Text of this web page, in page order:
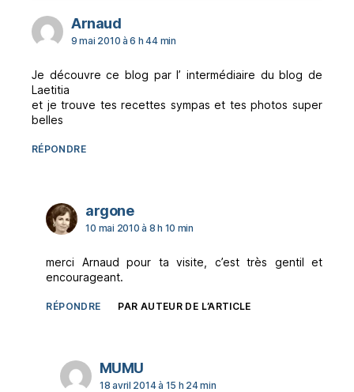
Arnauddit :
9 mai 2010 à 6 h 44 min
Je découvre ce blog par l’ intermédiaire du blog de
Laetitia
et je trouve tes recettes sympas et tes photos super
belles
RÉPONDRE
argonedit :
10 mai 2010 à 8 h 10 min
merci Arnaud pour ta visite, c’est très gentil et
encourageant.
RÉPONDRE PAR AUTEUR DE L’ARTICLE
MUMUdit :
18 avril 2014 à 15 h 24 min